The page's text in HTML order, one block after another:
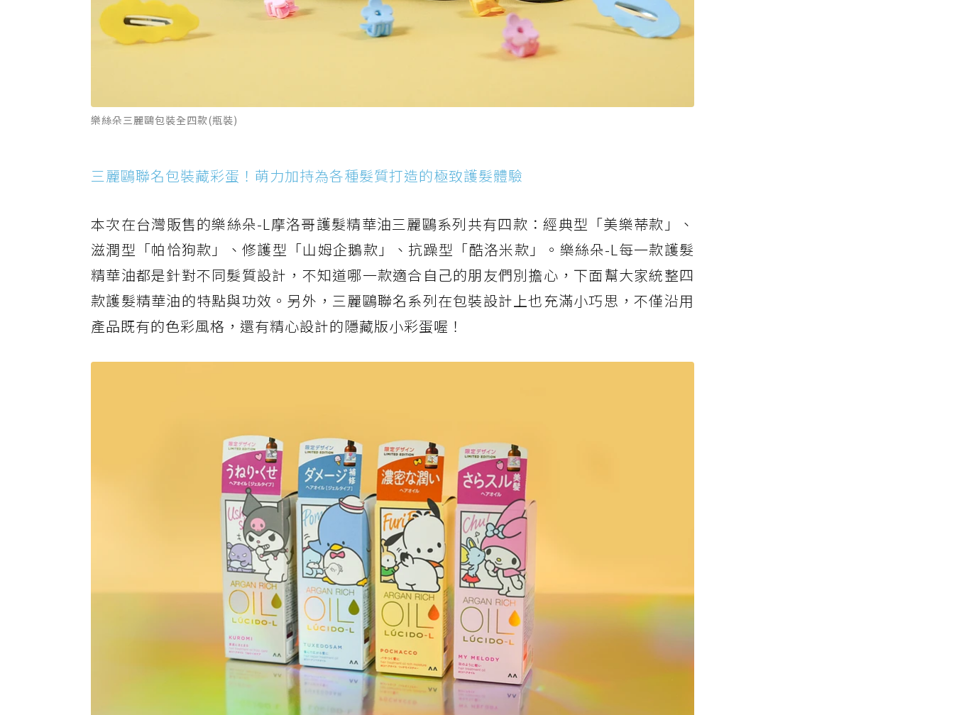
樂絲朵三麗鷗包裝全四款(瓶裝)
三麗鷗聯名包裝藏彩蛋！萌力加持為各種髮質打造的極致護髮體驗
本次在台灣販售的樂絲朵-L摩洛哥護髮精華油三麗鷗系列共有四款：經典型「美樂蒂款」、
滋潤型「帕恰狗款」、修護型「山姆企鵝款」、抗躁型「酷洛米款」。樂絲朵-L每一款護髮
精華油都是針對不同髮質設計，不知道哪一款適合自己的朋友們別擔心，下面幫大家統整四
款護髮精華油的特點與功效。另外，三麗鷗聯名系列在包裝設計上也充滿小巧思，不僅沿用
產品既有的色彩風格，還有精心設計的隱藏版小彩蛋喔！